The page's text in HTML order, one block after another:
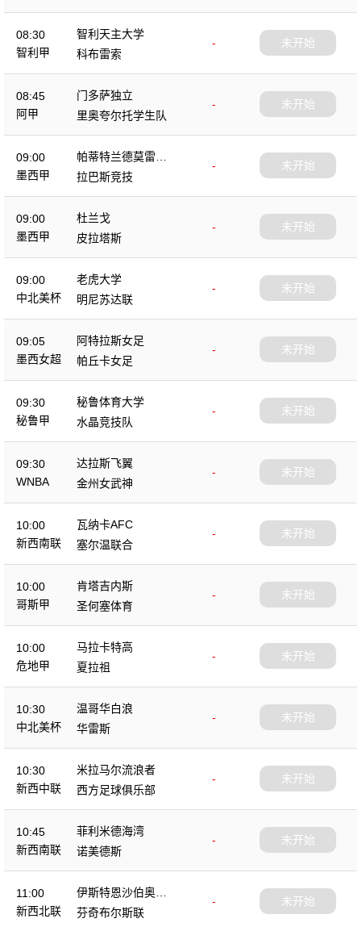
08:30
智利甲
智利天主大学
-
科布雷索
未开始
08:45
阿甲
门多萨独立
-
里奥夸尔托学生队
未开始
09:00
墨西甲
帕蒂特兰德莫雷洛
斯
-
拉巴斯竞技
未开始
09:00
墨西甲
杜兰戈
-
皮拉塔斯
未开始
09:00
中北美杯
老虎大学
-
明尼苏达联
未开始
09:05
墨西女超
阿特拉斯女足
-
帕丘卡女足
未开始
09:30
秘鲁甲
秘鲁体育大学
-
水晶竞技队
未开始
09:30
WNBA
达拉斯飞翼
-
金州女武神
未开始
10:00
新西南联
瓦纳卡AFC
-
塞尔温联合
未开始
10:00
哥斯甲
肯塔吉内斯
-
圣何塞体育
未开始
10:00
危地甲
马拉卡特高
-
夏拉祖
未开始
10:30
中北美杯
温哥华白浪
-
华雷斯
未开始
10:30
新西中联
米拉马尔流浪者
-
西方足球俱乐部
未开始
10:45
新西南联
菲利米德海湾
-
诺美德斯
未开始
11:00
新西北联
伊斯特恩沙伯奥克
兰
-
芬奇布尔斯联
未开始